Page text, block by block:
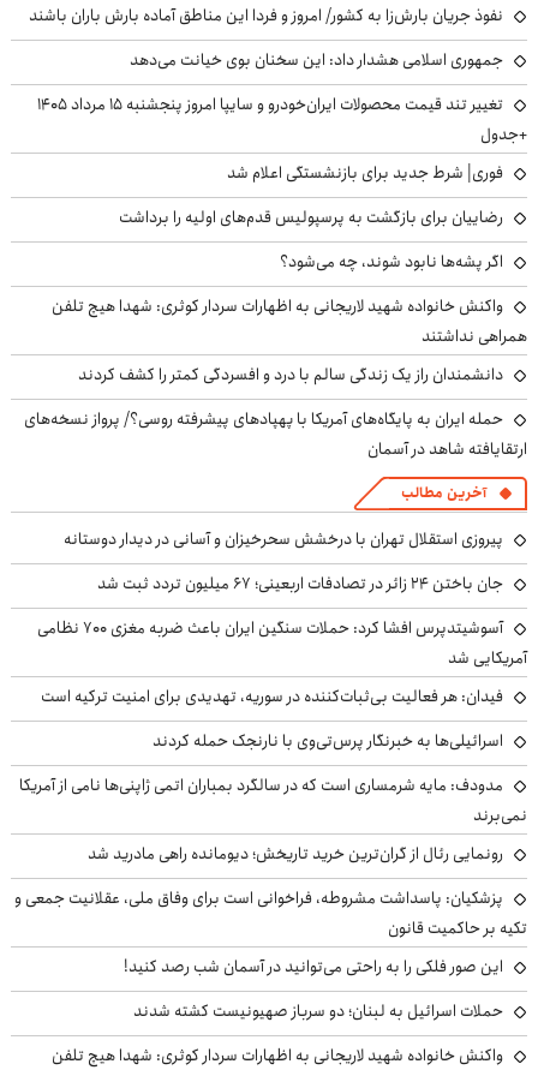
نفوذ جریان بارش‌زا به کشور/ امروز و فردا این مناطق آماده بارش باران باشند
جمهوری اسلامی هشدار داد: این سخنان بوی خیانت می‌دهد
تغییر تند قیمت محصولات ایران‌خودرو و سایپا امروز پنجشنبه ۱۵ مرداد ۱۴۰۵
+جدول
فوری| شرط جدید برای بازنشستگی اعلام شد
رضاییان برای بازگشت به پرسپولیس قدم‌های اولیه را برداشت
اگر پشه‌ها نابود شوند، چه می‌شود؟
واکنش خانواده شهید لاریجانی به اظهارات سردار کوثری: شهدا هیچ تلفن
همراهی نداشتند
دانشمندان راز یک زندگی سالم با درد و افسردگی کمتر را کشف کردند
حمله ایران به پایگاه‌های آمریکا با پهپادهای پیشرفته روسی؟/ پرواز نسخه‌های
ارتقایافته شاهد در آسمان
آخرین مطالب
پیروزی استقلال تهران با درخشش سحرخیزان و آسانی در دیدار دوستانه
جان باختن ۲۴ زائر در تصادفات اربعینی؛ ۶۷ میلیون تردد ثبت شد
آسوشیتدپرس افشا کرد: حملات سنگین ایران باعث ضربه مغزی ۷۰۰ نظامی
آمریکایی شد
فیدان: هر فعالیت بی‌ثبات‌کننده در سوریه، تهدیدی برای امنیت ترکیه است
اسرائیلی‌ها به خبرنگار پرس‌تی‌وی با نارنجک حمله کردند
مدودف: مایه شرمساری است که در سالگرد بمباران اتمی ژاپنی‌ها نامی از آمریکا
نمی‌برند
رونمایی رئال از گران‌ترین خرید تاریخش؛ دیومانده راهی مادرید شد
پزشکیان: پاسداشت مشروطه، فراخوانی است برای وفاق ملی، عقلانیت جمعی و
تکیه بر حاکمیت قانون
این صور فلکی را به راحتی می‌توانید در آسمان شب رصد کنید!
حملات اسرائیل به لبنان؛ دو سرباز صهیونیست کشته شدند
واکنش خانواده شهید لاریجانی به اظهارات سردار کوثری: شهدا هیچ تلفن